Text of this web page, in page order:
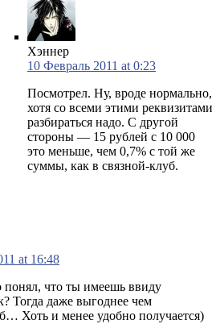
Хэннер
10 Февраль 2011 at 0:23
Посмотрел. Ну, вроде нормально,
хотя со всеми этими реквизитами
разбираться надо. С другой
стороны — 15 рублей с 10 000
это меньше, чем 0,7% с той же
суммы, как в связной-клуб.
at 16:48
понял, что ты имеешь ввиду
Тогда даже выгоднее чем
Хоть и менее удобно получается)